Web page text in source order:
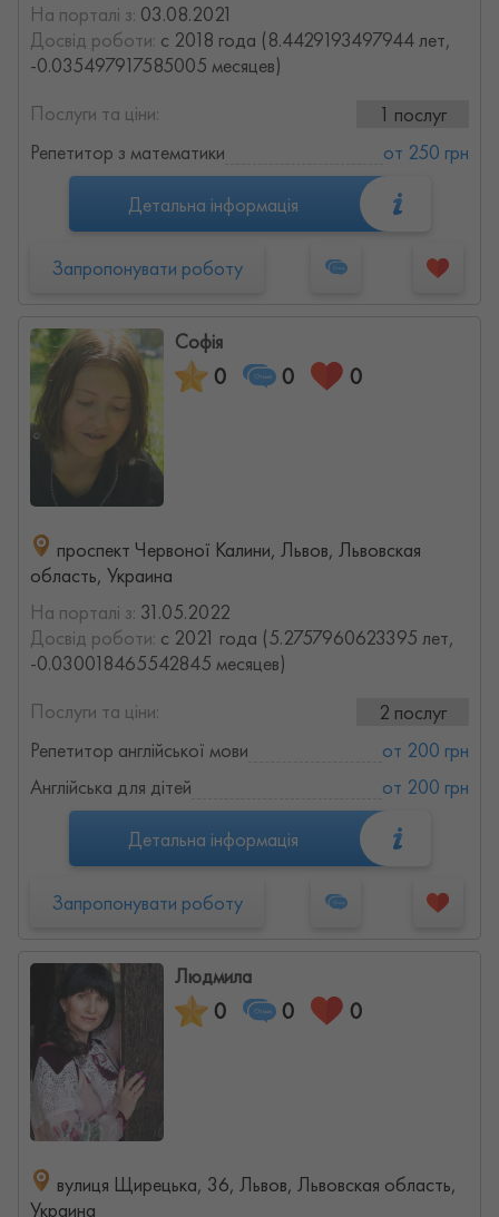
На порталі з: 03.08.2021
Досвід роботи: с 2018 года (8.4429193497944 лет,
-0.035497917585005 месяцев)
Послуги та ціни:
1 послуг
Репетитор з математики
от 250 грн
Детальна інформація
Запропонувати роботу
Софія
0 0 0
проспект Червоної Калини, Львов, Львовская
область, Украина
На порталі з: 31.05.2022
Досвід роботи: с 2021 года (5.2757960623395 лет,
-0.030018465542845 месяцев)
Послуги та ціни:
2 послуг
Репетитор англійської мови
от 200 грн
Англійська для дітей
от 200 грн
Детальна інформація
Запропонувати роботу
Людмила
0 0 0
вулиця Щирецька, 36, Львов, Львовская область,
Украина